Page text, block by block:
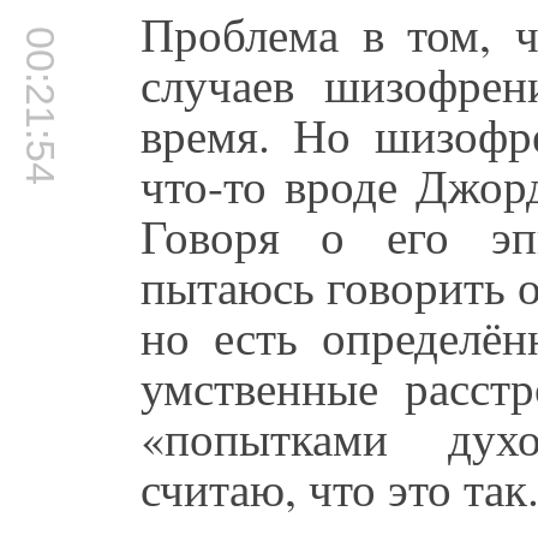
00:21:54 Проблема в том,
случаев
время. Но
что-то вроде
Говоря о его
пытаюсь говорить
но есть
умственные
«попытками
считаю, что это так.